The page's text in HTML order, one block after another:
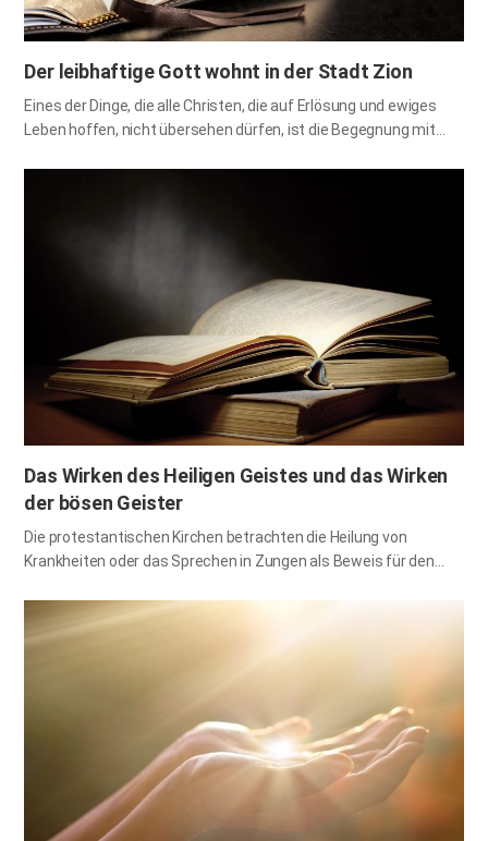
Menschen…
Der leibhaftige Gott wohnt in der Stadt Zion
Eines der Dinge, die alle Christen, die auf Erlösung und ewiges
Leben hoffen, nicht übersehen dürfen, ist die Begegnung mit
wahre Gemeinde, in der Gott wohnt Schaue auf Zion, die Stadt
unsrer Feiern! Deine Augen werden Jerusalem sehen, eine
sichere Wohnung, ... Denn der HERR wird dort bei uns mächtig…
Das Wirken des Heiligen Geistes und das Wirken
der bösen Geister
Die protestantischen Kirchen betrachten die Heilung von
Krankheiten oder das Sprechen in Zungen als Beweis für den
Kirchen, sondern auch die katholische Kirche sagen, dass das
Vergießen von Tränen aus der Marienstatue oder die Heilung von
Kranken das Werk des Heiligen Geistes sei, und sie bewerten die
alle Wunder und Wundertaten das Werk des Heiligen Geistes?
Wie können wir das Wirken des Heiligen Geistes vom Wirken der
bösen Geister unterscheiden? Lassen Sie uns die biblischen
Antworten darauf finden. Jesus fordert uns auf, uns nicht von
Wundern täuschen zu lassen Diejenigen, die darauf bestehen,
dass Wunder das Werk des Heiligen Geistes sind, begründen